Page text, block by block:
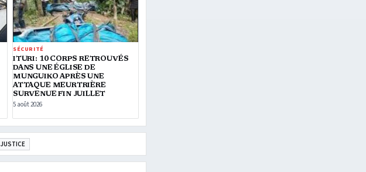
SÉCURITÉ
ITURI: 10 CORPS RETROUVÉS
DANS UNE ÉGLISE DE
MUNGUIKO APRÈS UNE
ATTAQUE MEURTRIÈRE
SURVENUE FIN JUILLET
5 août 2026
JUSTICE